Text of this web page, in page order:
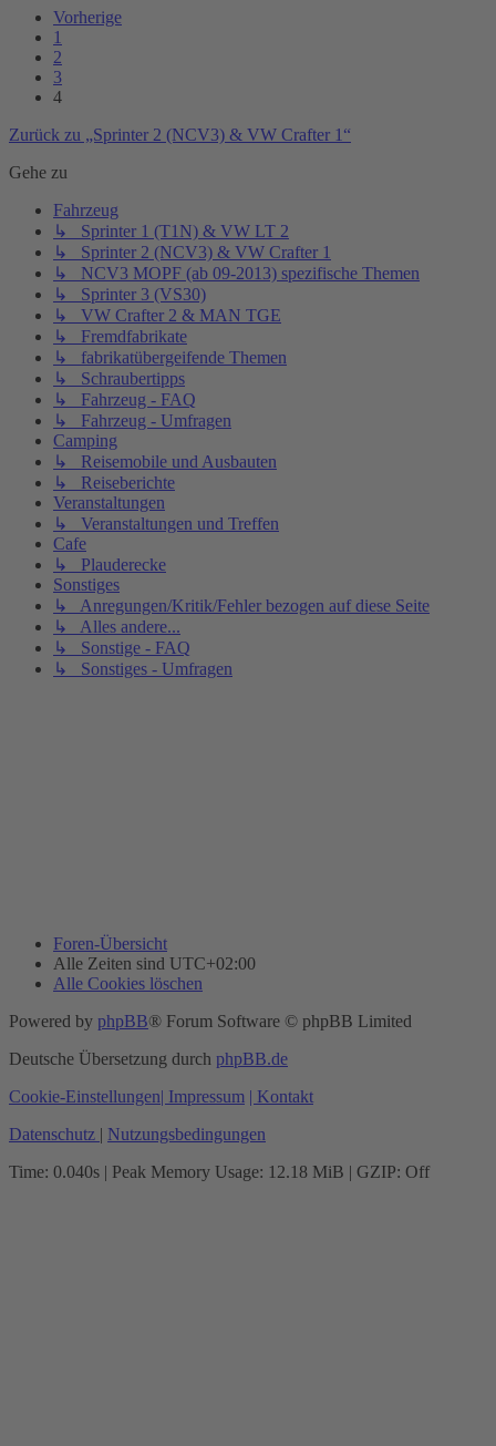
Vorherige
1
2
3
4
Zurück zu „Sprinter 2 (NCV3) & VW Crafter 1“
Gehe zu
Fahrzeug
↳ Sprinter 1 (T1N) & VW LT 2
↳ Sprinter 2 (NCV3) & VW Crafter 1
↳ NCV3 MOPF (ab 09-2013) spezifische Themen
↳ Sprinter 3 (VS30)
↳ VW Crafter 2 & MAN TGE
↳ Fremdfabrikate
↳ fabrikatübergeifende Themen
↳ Schraubertipps
↳ Fahrzeug - FAQ
↳ Fahrzeug - Umfragen
Camping
↳ Reisemobile und Ausbauten
↳ Reiseberichte
Veranstaltungen
↳ Veranstaltungen und Treffen
Cafe
↳ Plauderecke
Sonstiges
↳ Anregungen/Kritik/Fehler bezogen auf diese Seite
↳ Alles andere...
↳ Sonstige - FAQ
↳ Sonstiges - Umfragen
Foren-Übersicht
Alle Zeiten sind UTC+02:00
Alle Cookies löschen
Powered by phpBB® Forum Software © phpBB Limited
Deutsche Übersetzung durch phpBB.de
Cookie-Einstellungen| Impressum | Kontakt
Datenschutz | Nutzungsbedingungen
Time: 0.040s | Peak Memory Usage: 12.18 MiB | GZIP: Off